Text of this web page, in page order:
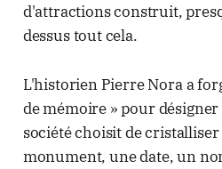
d'attractions construit,
dessus tout cela.
L'historien Pierre Nora a
de mémoire » pour
société choisit de
monument, une date, un